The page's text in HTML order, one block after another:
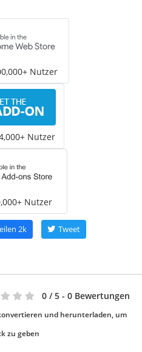
Nutzer
Nutzer
Nutzer
2k Tweet
0 / 5 - 0 Bewertungen
und herunterladen, um
zu geben